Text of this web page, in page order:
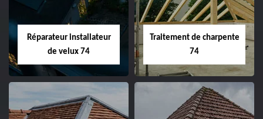
Réparateur installateur
de velux 74
Traitement de charpente
74